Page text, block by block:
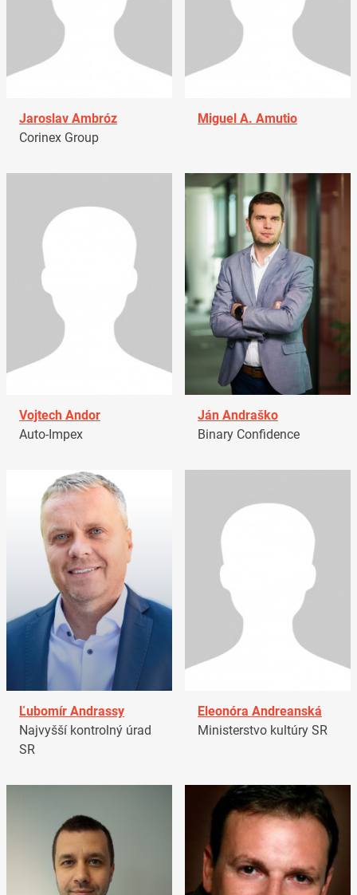
Jaroslav Ambróz
Corinex Group
Miguel A. Amutio
Vojtech Andor
Auto-Impex
Ján Andraško
Binary Confidence
Ľubomír Andrassy
Najvyšší kontrolný úrad
SR
Eleonóra Andreanská
Ministerstvo kultúry SR